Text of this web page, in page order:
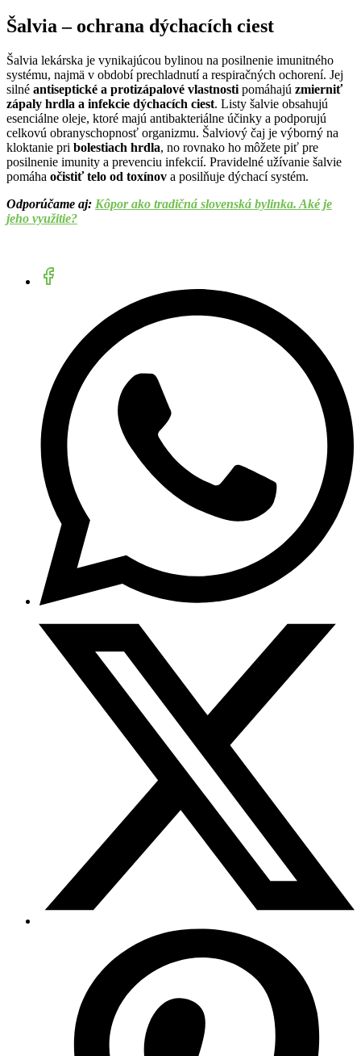
Šalvia – ochrana dýchacích ciest
Šalvia lekárska je vynikajúcou bylinou na posilnenie imunitného
systému, najmä v období prechladnutí a respiračných ochorení. Jej
silné antiseptické a protizápalové vlastnosti pomáhajú zmierniť
zápaly hrdla a infekcie dýchacích ciest. Listy šalvie obsahujú
esenciálne oleje, ktoré majú antibakteriálne účinky a podporujú
celkovú obranyschopnosť organizmu. Šalviový čaj je výborný na
kloktanie pri bolestiach hrdla, no rovnako ho môžete piť pre
posilnenie imunity a prevenciu infekcií. Pravidelné užívanie šalvie
pomáha očistiť telo od toxínov a posilňuje dýchací systém.
Odporúčame aj: Kôpor ako tradičná slovenská bylinka. Aké je
jeho využitie?